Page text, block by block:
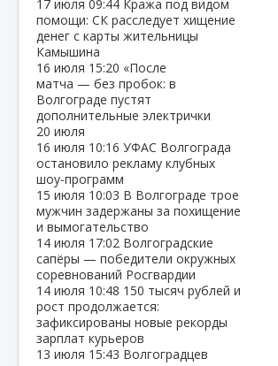
17 июля 09:44 Кража под видом
помощи: СК расследует хищение
денег с карты жительницы
Камышина
16 июля 15:20 «После
матча — без пробок: в
Волгограде пустят
дополнительные электрички
20 июля
16 июля 10:16 УФАС Волгограда
остановило рекламу клубных
шоу‑программ
15 июля 10:03 В Волгограде трое
мужчин задержаны за похищение
и вымогательство
14 июля 17:02 Волгоградские
сапёры — победители окружных
соревнований Росгвардии
14 июля 10:48 150 тысяч рублей и
рост продолжается:
зафиксированы новые рекорды
зарплат курьеров
13 июля 15:43 Волгоградцев